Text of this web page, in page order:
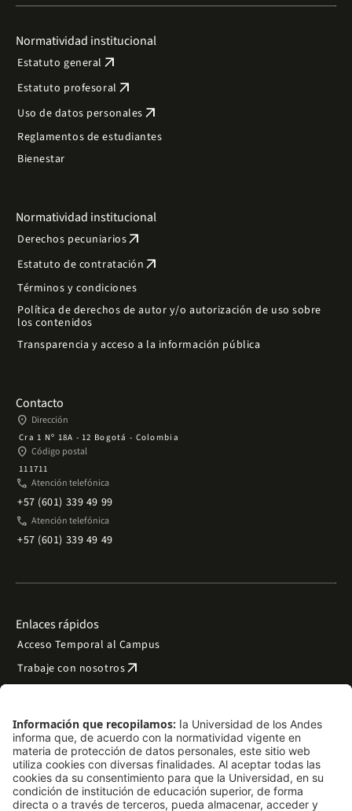
Normatividad institucional
Estatuto general arrow_outward
Estatuto profesoral arrow_outward
Uso de datos personales arrow_outward
Reglamentos de estudiantes
Bienestar
Normatividad institucional
Derechos pecuniariosarrow_outward
Estatuto de contratación arrow_outward
Términos y condiciones
Política de derechos de autor y/o autorización de uso sobre
los contenidos
Transparencia y acceso a la información pública
Contacto
place Dirección
Cra 1 Nº 18A - 12 Bogotá - Colombia
place Código postal
111711
phone Atención telefónica
+57 (601) 339 49 99
phone Atención telefónica
+57 (601) 339 49 49
Enlaces rápidos
Acceso Temporal al Campus
Trabaje con nosotrosarrow_outward
Preguntas frecuentes
Filantropía y donacionesarrow_outward
Mapa del sitio arrow_outward